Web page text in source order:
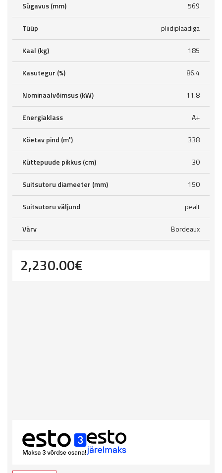
Sügavus (mm) 569
Tüüp pliidiplaadiga
Kaal (kg) 185
Kasutegur (%) 86.4
Nominaalvõimsus (kW) 11.8
Energiaklass A+
Köetav pind (m³) 338
Küttepuude pikkus (cm) 30
Suitsutoru diameeter (mm) 150
Suitsutoru väljund pealt
Värv Bordeaux
2,230.00€